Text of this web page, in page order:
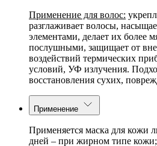
Применение для волос:
разглаживает волосы,
элементами, делает их более
послушными, защищает от
воздействий термических
условий, УФ излучения.
восстановления сухих,
Применение
Применяется маска для кожи
дней – при жирном типе кожи;